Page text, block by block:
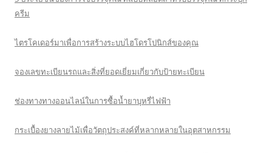
ครีม
ไตรโคเดอร์มาเพื่อการสร้างระบบไฮโดรโปนิกส์ของคุณ
จองเลขทะเบียนรถและสิ่งที่ยอดเยี่ยมเกี่ยวกับป้ายทะเบียน
ช่องทางทางออนไลน์ในการซื้อน้ำยาบุหรี่ไฟฟ้า
กระเบื้องยางลายไม้เพื่อวัตถุประสงค์ที่หลากหลายในอุตสาหกรรม